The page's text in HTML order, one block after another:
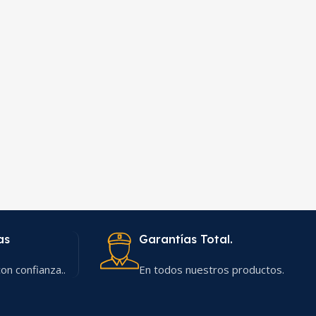
confianza..
Garantías Total.
En todos nuestros productos.